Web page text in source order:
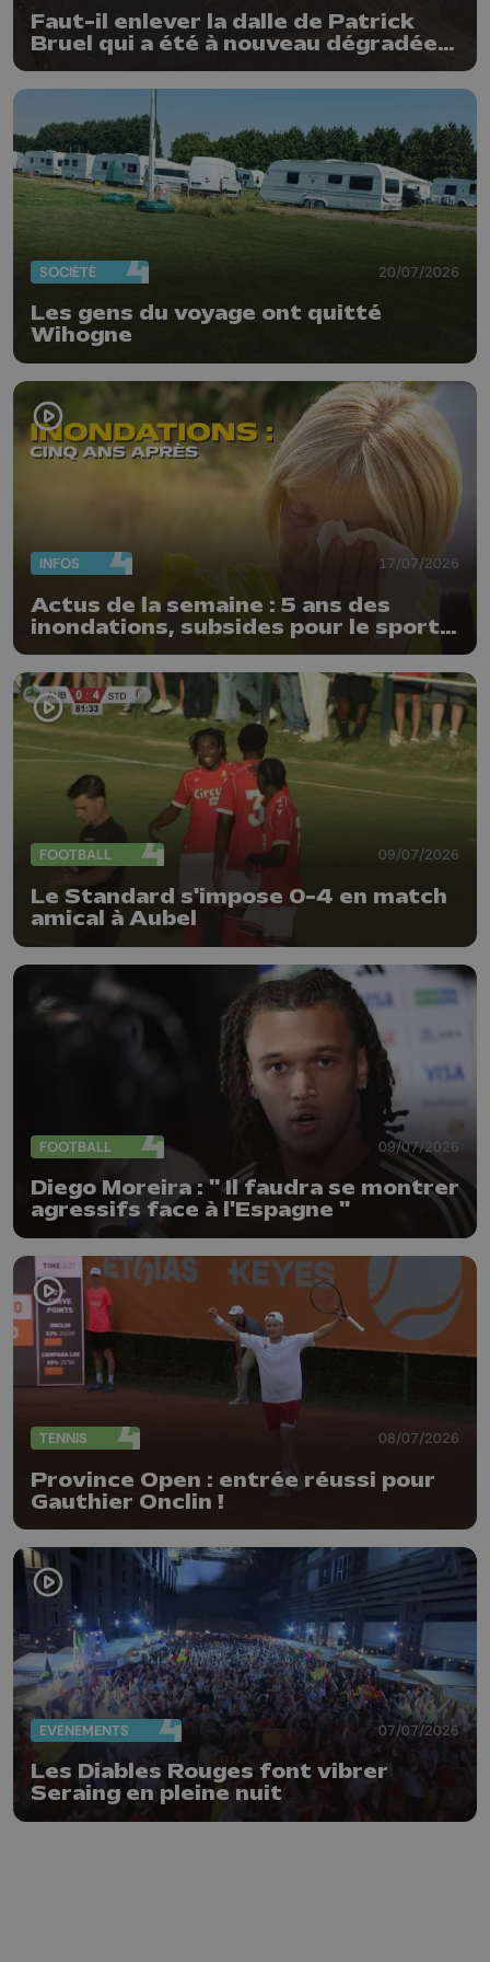
Faut-il enlever la dalle de Patrick
Bruel qui a été à nouveau dégradée ?
"Nos ouvriers sont en vacances"
SOCIÉTÉ 20/07/2026
Les gens du voyage ont quitté
Wihogne
INFOS 17/07/2026
Actus de la semaine : 5 ans des
inondations, subsides pour le sport
et feu d'artifice
FOOTBALL 09/07/2026
Le Standard s'impose 0-4 en match
amical à Aubel
FOOTBALL 09/07/2026
Diego Moreira : " Il faudra se montrer
agressifs face à l'Espagne "
TENNIS 08/07/2026
Province Open : entrée réussi pour
Gauthier Onclin !
EVÈNEMENTS 07/07/2026
Les Diables Rouges font vibrer
Seraing en pleine nuit